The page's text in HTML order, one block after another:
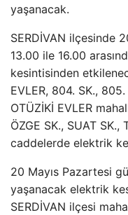
yaşanacak.
SERDİVAN ilçesinde
13.00 ile 16.00
kesintisinden
EVLER, 804. SK.,
OTÜZİKİ EVLER
ÖZGE SK., SUAT
caddelerde elektrik
20 Mayıs Pazartesi
yaşanacak elektrik
SERDİVAN ilçesi